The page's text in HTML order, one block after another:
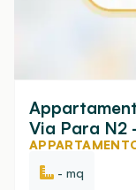
Via Para N2
- mq